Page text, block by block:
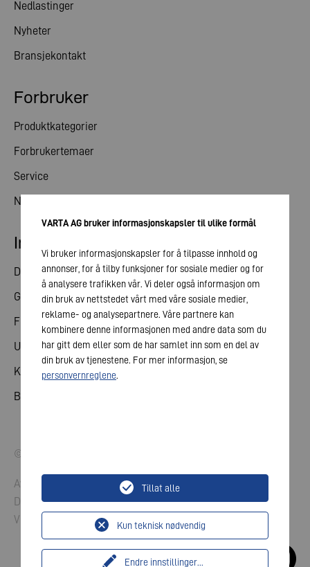
Forbruker
Produktkategorier
Forbrukertemaer
Service
Nyheter
Nedlastinger
Nyheter
Bransjekontakt
Investorrelasjoner
Del
Generalforsamling
Finanskalender
Utgivelser
Kontakt med investorer
Bedriftsledelse
© 2026 VARTA AG. Med enerett.
Avtrykk
Datavern
Vilkår og betingelser
VARTA AG bruker informasjonskapsler til ulike formål
Vi bruker informasjonskapsler for å tilpasse innhold og
annonser, for å tilby funksjoner for sosiale medier og for
å analysere trafikken vår. Vi deler også informasjon om
din bruk av nettstedet vårt med våre sosiale medier,
reklame- og analysepartnere. Våre partnere kan
kombinere denne informasjonen med andre data som du
har gitt dem eller som de har samlet inn som en del av
din bruk av tjenestene. For mer informasjon, se
personvernreglene.
Endre innstillinger...
Kun teknisk nødvendig
Tillat alle